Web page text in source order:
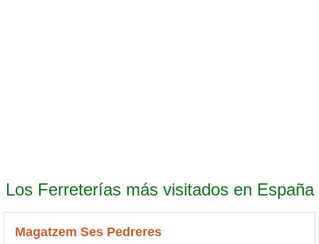
Los Ferreterías más visitados en España
Magatzem Ses Pedreres